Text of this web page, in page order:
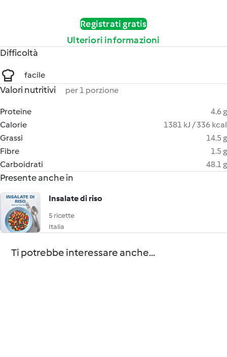
Registrati gratis
Ulteriori informazioni
Difficoltà
facile
Valori nutritivi per 1 porzione
Proteine
4.6 g
Calorie
1381 kJ / 336 kcal
Grassi
14.5 g
Fibre
1.5 g
Carboidrati
48.1 g
Presente anche in
Insalate di riso
5 ricette
Italia
Ti potrebbe interessare anche...